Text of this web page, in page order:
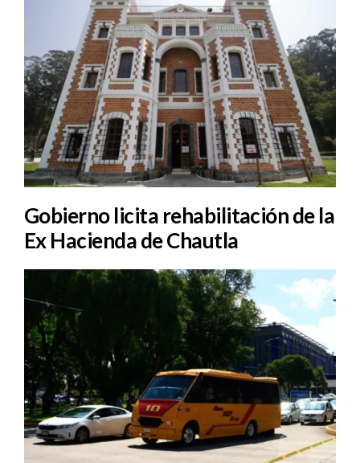
Gobierno licita rehabilitación de la
Ex Hacienda de Chautla